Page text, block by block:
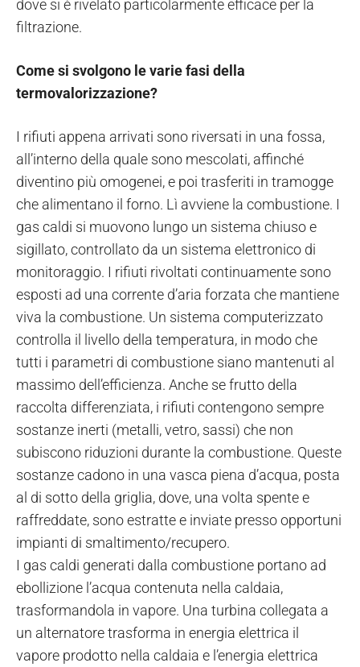
dove si è rivelato particolarmente efficace per la
filtrazione.
Come si svolgono le varie fasi della
termovalorizzazione?
I rifiuti appena arrivati sono riversati in una fossa,
all’interno della quale sono mescolati, affinché
diventino più omogenei, e poi trasferiti in tramogge
che alimentano il forno. Lì avviene la combustione. I
gas caldi si muovono lungo un sistema chiuso e
sigillato, controllato da un sistema elettronico di
monitoraggio. I rifiuti rivoltati continuamente sono
esposti ad una corrente d’aria forzata che mantiene
viva la combustione. Un sistema computerizzato
controlla il livello della temperatura, in modo che
tutti i parametri di combustione siano mantenuti al
massimo dell’efficienza. Anche se frutto della
raccolta differenziata, i rifiuti contengono sempre
sostanze inerti (metalli, vetro, sassi) che non
subiscono riduzioni durante la combustione. Queste
sostanze cadono in una vasca piena d’acqua, posta
al di sotto della griglia, dove, una volta spente e
raffreddate, sono estratte e inviate presso opportuni
impianti di smaltimento/recupero.
I gas caldi generati dalla combustione portano ad
ebollizione l’acqua contenuta nella caldaia,
trasformandola in vapore. Una turbina collegata a
un alternatore trasforma in energia elettrica il
vapore prodotto nella caldaia e l’energia elettrica